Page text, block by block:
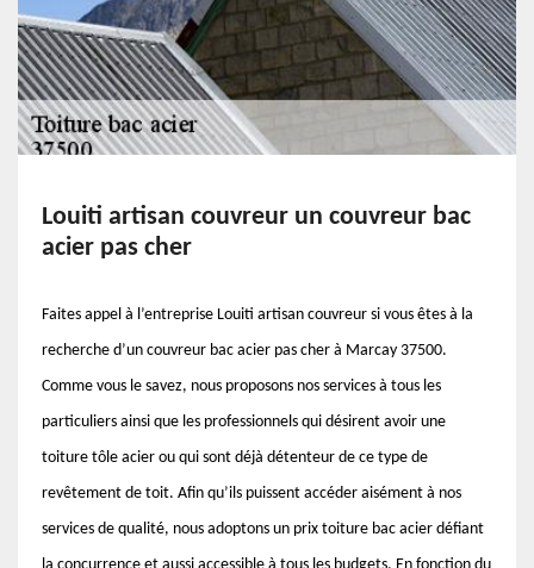
Louiti artisan couvreur un couvreur bac
acier pas cher
Faites appel à l’entreprise Louiti artisan couvreur si vous êtes à la
recherche d’un couvreur bac acier pas cher à Marcay 37500.
Comme vous le savez, nous proposons nos services à tous les
particuliers ainsi que les professionnels qui désirent avoir une
toiture tôle acier ou qui sont déjà détenteur de ce type de
revêtement de toit. Afin qu’ils puissent accéder aisément à nos
services de qualité, nous adoptons un prix toiture bac acier défiant